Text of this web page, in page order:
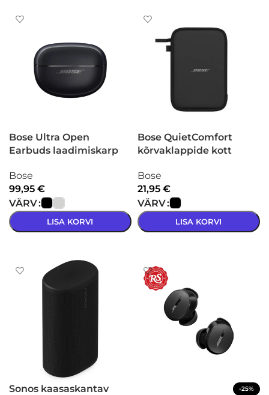
Bose Ultra Open
Earbuds laadimiskarp
Bose
99,95 €
VÄRV
LISA KORVI
Bose QuietComfort
kõrvaklappide kott
Bose
21,95 €
VÄRV
LISA KORVI
Sonos kaasaskantav
-25%